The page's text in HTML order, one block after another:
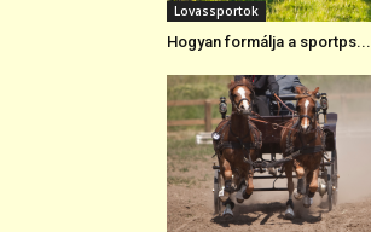
Lovassportok
Hogyan formálja a sportps...